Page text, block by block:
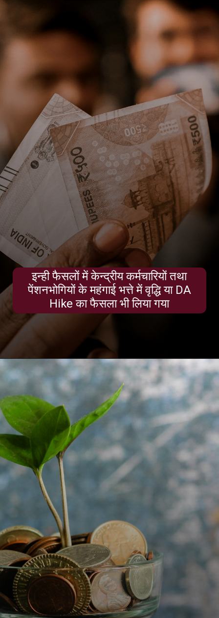
इन्ही फैसलों में केन्द्रीय कर्मचारियों तथा
पेंशनभोगियों के महंगाई भत्ते में वृद्धि या DA
Hike का फैसला भी लिया गया